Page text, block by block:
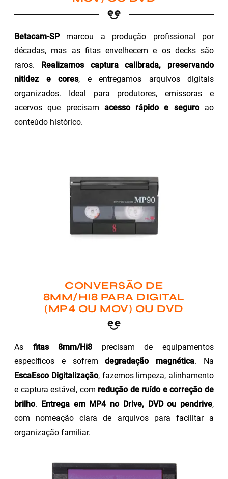
Betacam-SPmarcou a produção profissional por
décadas, mas as fitas envelhecem e os decks são
raros.
Realizamos captura calibrada, preservando
nitidez e cores, e entregamos arquivos digitais
organizados. Ideal para produtores, emissoras e
acervos que precisam acesso rápido e seguroao
conteúdo histórico.
CONVERSÃO DE
8MM/HI8 PARA DIGITAL
(MP4 OU MOV) OU DVD
As fitas 8mm/Hi8 precisam de equipamentos
específicos e sofremdegradação magnética. Na
EscaEsco Digitalização, fazemos limpeza, alinhamento
e captura estável, com redução de ruído e correção de
brilho. Entrega em MP4 no Drive, DVD ou pendrive,
com nomeação clara de arquivos para facilitar a
organização familiar.